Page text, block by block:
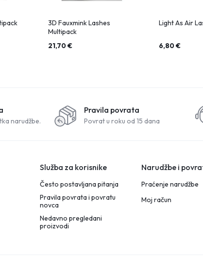
3D Fauxmink Lashes
Multipack
21,70€
Light As Air
6,80€
narudžbe.
Pravila povrata
Povrat u roku od 15 dana
Služba za korisnike
Često postavljana pitanja
Pravila povrata i povratu
novca
Nedavno pregledani
proizvodi
Narudžbe i
Praćenje narudžbe
Moj račun